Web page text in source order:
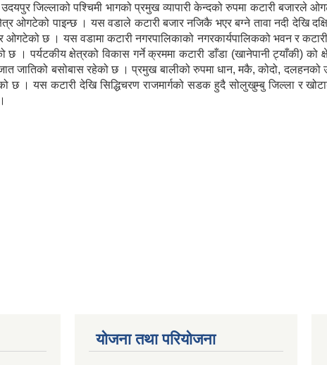
जिल्लाको पश्चिमी भागको प्रमुख व्यापारी केन्दको रुपमा कटारी बजारले
ओगटेको पाइन्छ । यस वडाले कटारी बजार नजिकै भएर बग्ने तावा नदी देखि
ओगटेको छ । यस वडामा कटारी नगरपालिकाको नगरकार्यपालिकको भवन र
। पर्यटकीय क्षेत्रको विकास गर्ने क्रममा कटारी डाँडा (खानेपानी ट्याँकी) को
जातिको बसोबास रहेको छ । प्रमुख बालीको रुपमा धान, मकै, कोदो, दलहनको
छ । यस कटारी देखि सिद्धिचरण राजमार्गको सडक हुदै सोलुखुम्बु जिल्ला
योजना तथा परियोजना